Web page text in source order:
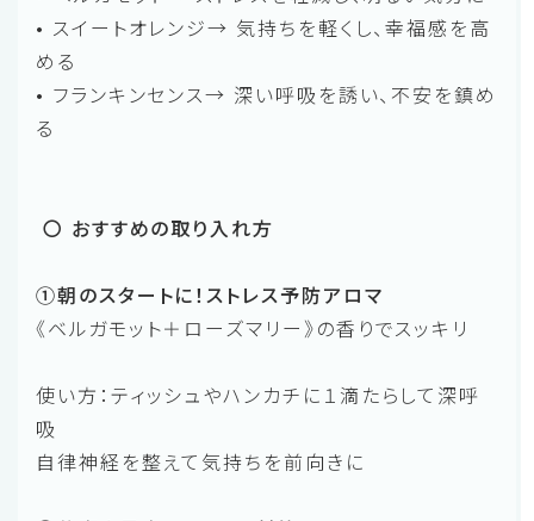
• スイートオレンジ→ 気持ちを軽くし、幸福感を高
める
• フランキンセンス→ 深い呼吸を誘い、不安を鎮め
る
〇 おすすめの取り入れ方
①朝のスタートに！ストレス予防アロマ
《ベルガモット＋ローズマリー》の香りでスッキリ
使い方：ティッシュやハンカチに１滴たらして深呼
吸
自律神経を整えて気持ちを前向きに